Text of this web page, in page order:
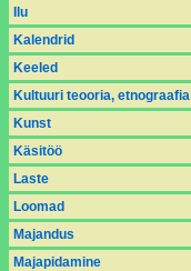
Ilu
Kalendrid
Keeled
Kultuuri teooria, etnograafia
Kunst
Käsitöö
Laste
Loomad
Majandus
Majapidamine